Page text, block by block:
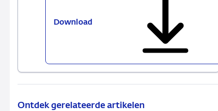
Download
aan
Ontdek gerelateerde artikelen